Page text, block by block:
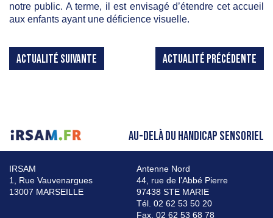
notre public. A terme, il est envisagé d’étendre cet accueil
aux enfants ayant une déficience visuelle.
ACTUALITÉ SUIVANTE ACTUALITÉ PRÉCÉDENTE
AU-DELÀ DU HANDICAP SENSORIEL
IRSAM
1, Rue Vauvenargues
13007 MARSEILLE
Antenne Nord
44, rue de l’Abbé Pierre
97438 STE MARIE
Tél. 02 62 53 50 20
Fax. 02 62 53 68 78